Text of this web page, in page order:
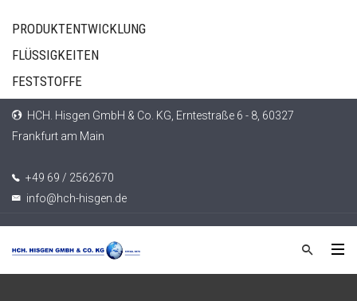
PRODUKTENTWICKLUNG
FLÜSSIGKEITEN
FESTSTOFFE
HCH. Hisgen GmbH & Co. KG, Erntestraße 6 - 8, 60327
Frankfurt am Main
+49 69 / 2562670
info@hch-hisgen.de